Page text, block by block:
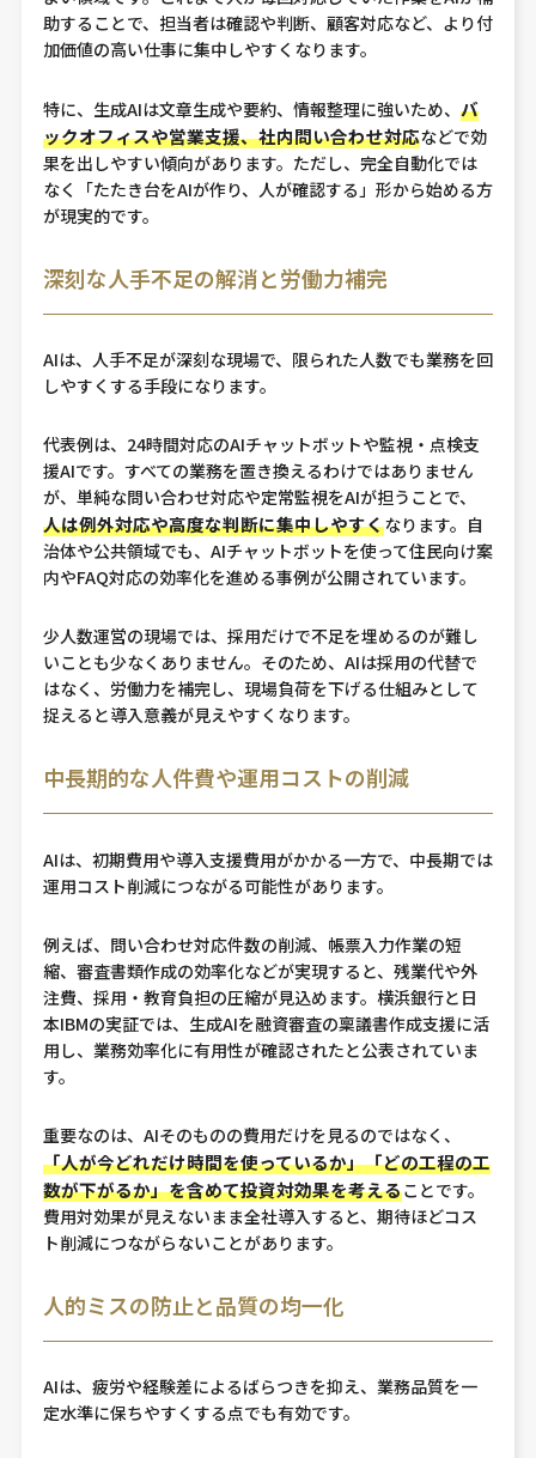
助することで、担当者は確認や判断、顧客対応など、より付
加価値の高い仕事に集中しやすくなります。
特に、生成AIは文章生成や要約、情報整理に強いため、 バ
ックオフィスや営業支援、社内問い合わせ対応などで効
果を出しやすい傾向があります。ただし、完全自動化では
なく「たたき台をAIが作り、人が確認する」形から始める方
が現実的です。
深刻な人手不足の解消と労働力補完
AIは、人手不足が深刻な現場で、限られた人数でも業務を回
しやすくする手段になります。
代表例は、24時間対応のAIチャットボットや監視・点検支
援AIです。すべての業務を置き換えるわけではありません
が、単純な問い合わせ対応や定常監視をAIが担うことで、
人は例外対応や高度な判断に集中しやすくなります。自
治体や公共領域でも、AIチャットボットを使って住民向け案
内やFAQ対応の効率化を進める事例が公開されています。
少人数運営の現場では、採用だけで不足を埋めるのが難し
いことも少なくありません。そのため、AIは採用の代替で
はなく、労働力を補完し、現場負荷を下げる仕組みとして
捉えると導入意義が見えやすくなります。
中長期的な人件費や運用コストの削減
AIは、初期費用や導入支援費用がかかる一方で、中長期では
運用コスト削減につながる可能性があります。
例えば、問い合わせ対応件数の削減、帳票入力作業の短
縮、審査書類作成の効率化などが実現すると、残業代や外
注費、採用・教育負担の圧縮が見込めます。横浜銀行と日
本IBMの実証では、生成AIを融資審査の稟議書作成支援に活
用し、業務効率化に有用性が確認されたと公表されていま
す。
重要なのは、AIそのものの費用だけを見るのではなく、
「人が今どれだけ時間を使っているか」「どの工程の工
数が下がるか」を含めて投資対効果を考えることです。
費用対効果が見えないまま全社導入すると、期待ほどコス
ト削減につながらないことがあります。
人的ミスの防止と品質の均一化
AIは、疲労や経験差によるばらつきを抑え、業務品質を一
定水準に保ちやすくする点でも有効です。